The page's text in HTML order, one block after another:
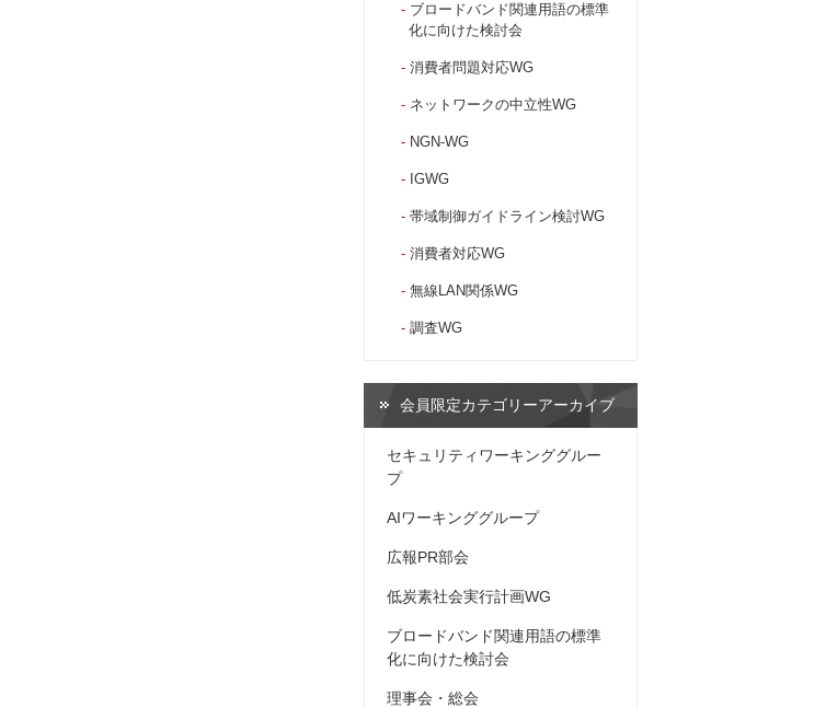
ブロードバンド関連用語の標準
化に向けた検討会
消費者問題対応WG
ネットワークの中立性WG
NGN-WG
IGWG
帯域制御ガイドライン検討WG
消費者対応WG
無線LAN関係WG
調査WG
会員限定カテゴリーアーカイブ
セキュリティワーキンググルー
プ
AIワーキンググループ
広報PR部会
低炭素社会実行計画WG
ブロードバンド関連用語の標準
化に向けた検討会
理事会・総会